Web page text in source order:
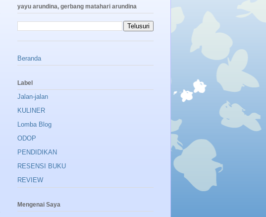
yayu arundina, gerbang matahari arundina
Beranda
Label
Jalan-jalan
KULINER
Lomba Blog
ODOP
PENDIDIKAN
RESENSI BUKU
REVIEW
Mengenai Saya